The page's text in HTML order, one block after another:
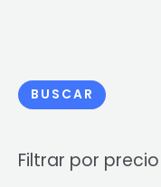
BUSCAR
Filtrar por precio